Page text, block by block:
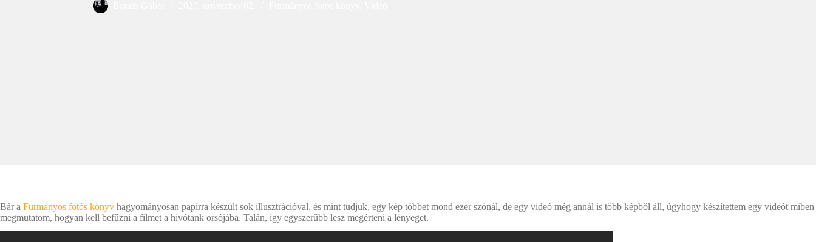
Bár a Furmányos fotós könyv hagyományosan papírra készült sok illusztrációval, és mint tudjuk, egy kép többet mond ezer szónál, de egy videó még annál is több képből áll, úgyhogy készítettem egy videót miben
megmutatom, hogyan kell befűzni a filmet a hívótank orsójába. Talán, így egyszerűbb lesz megérteni a lényeget.